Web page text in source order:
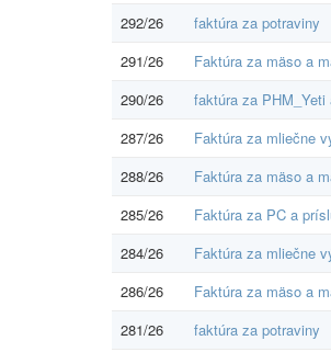
292/26
faktúra za potraviny
291/26
Faktúra za mäso a
290/26
faktúra za
287/26
Faktúra za mliečne
288/26
Faktúra za mäso a
285/26
Faktúra za PC a
284/26
Faktúra za mliečne
286/26
Faktúra za mäso a
281/26
faktúra za potraviny